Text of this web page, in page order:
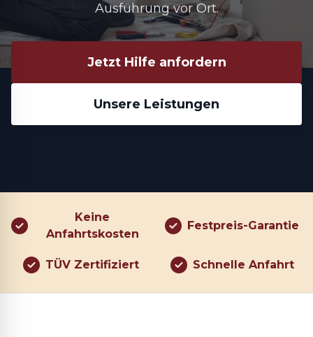
Ausführung vor Ort.
Jetzt Hilfe anfordern
Unsere Leistungen
Keine
Anfahrtskosten
Festpreis-Garantie
TÜV Zertifiziert Schnelle Anfahrt